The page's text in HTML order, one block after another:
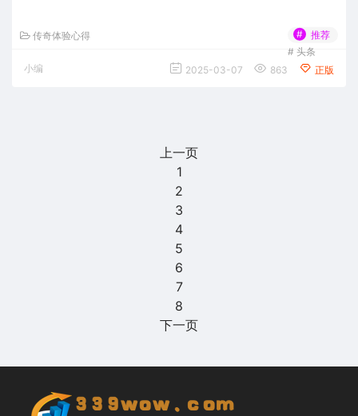
传奇体验心得 #
推荐
# 头条
小编
2025-03-07 863 正版
上一页
1
2
3
4
5
6
7
8
下一页